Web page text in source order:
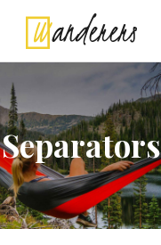
Separators